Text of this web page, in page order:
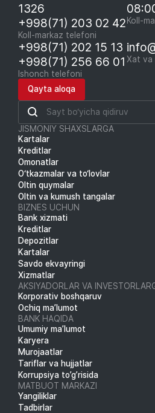
1326
+998(71) 203 02 42
Koll-markaz telefoni
Koll-
+998(71) 202 15 13
+998(71) 256 66 01
Ishonch telefoni
Xat va
Qayta aloqa
JISMONIY SHAXSLARGA
Kartalar
Kreditlar
Omonatlar
O‘tkazmalar va to‘lovlar
Oltin quymalar
Oltin va kumush tangalar
BIZNES UCHUN
Bank xizmati
Kreditlar
Depozitlar
Kartalar
Savdo ekvayringi
Xizmatlar
AKSIYADORLAR VA
Korporativ boshqaruv
Ochiq ma’lumot
BANK HAQIDA
Umumiy ma’lumot
Karyera
Murojaatlar
Tariflar va hujjatlar
Korrupsiya to’g’risida
MATBUOT MARKAZI
Yangiliklar
Tadbirlar